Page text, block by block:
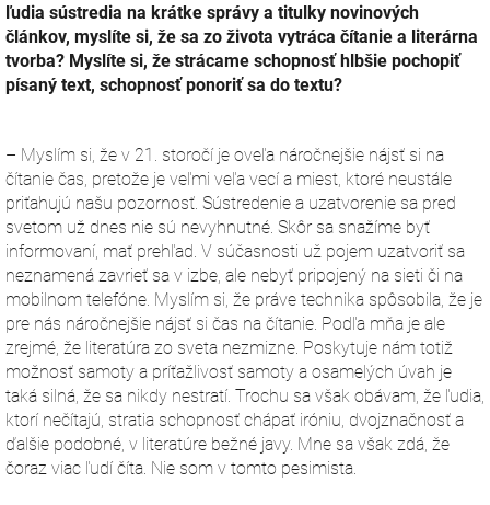
ľudia sústredia na krátke správy a titulky novinových
článkov, myslíte si, že sa zo života vytráca čítanie a literárna
tvorba? Myslíte si, že strácame schopnosť hlbšie pochopiť
písaný text, schopnosť ponoriť sa do textu?
– Myslím si, že v 21. storočí je oveľa náročnejšie nájsť si na
čítanie čas, pretože je veľmi veľa vecí a miest, ktoré neustále
priťahujú našu pozornosť. Sústredenie a uzatvorenie sa pred
svetom už dnes nie sú nevyhnutné. Skôr sa snažíme byť
informovaní, mať prehľad. V súčasnosti už pojem uzatvoriť sa
neznamená zavrieť sa v izbe, ale nebyť pripojený na sieti či na
mobilnom telefóne. Myslím si, že práve technika spôsobila, že je
pre nás náročnejšie nájsť si čas na čítanie. Podľa mňa je ale
zrejmé, že literatúra zo sveta nezmizne. Poskytuje nám totiž
možnosť samoty a príťažlivosť samoty a osamelých úvah je
taká silná, že sa nikdy nestratí. Trochu sa však obávam, že ľudia,
ktorí nečítajú, stratia schopnosť chápať iróniu, dvojznačnosť a
ďalšie podobné, v literatúre bežné javy. Mne sa však zdá, že
čoraz viac ľudí číta. Nie som v tomto pesimista.